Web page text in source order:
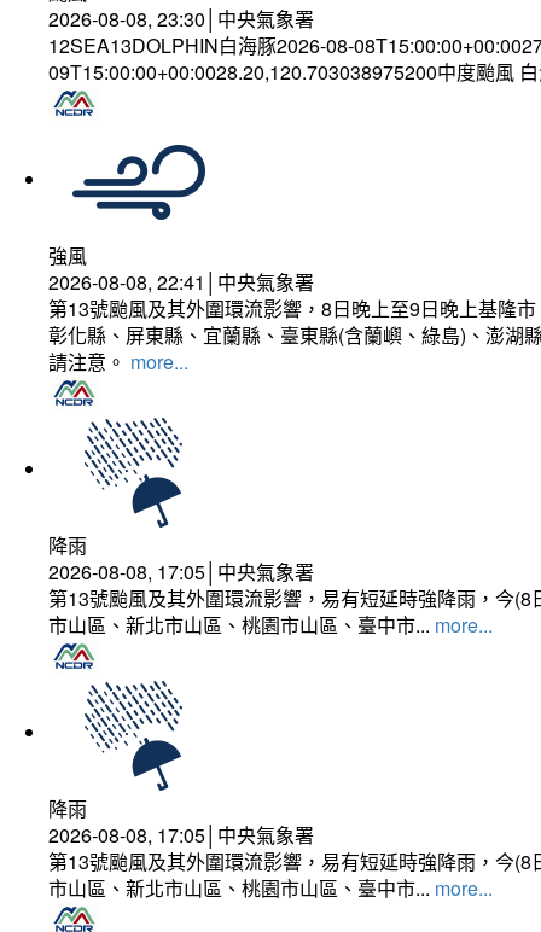
2026-08-08, 23:30│中央氣象署
12SEA13DOLPHIN白海豚2026-08-
09T15:00:00+00:0028.20,120.703038975200中度颱風
強風
2026-08-08, 22:41│中央氣象署
第13號颱風及其外圍環流影響，8日晚上至9日晚上基隆
彰化縣、屏東縣、宜蘭縣、臺東縣(含蘭嶼、綠島)、澎湖
請注意。 more...
降雨
2026-08-08, 17:05│中央氣象署
第13號颱風及其外圍環流影響，易有短延時強降雨，今
市山區、新北市山區、桃園市山區、臺中市... more...
降雨
2026-08-08, 17:05│中央氣象署
第13號颱風及其外圍環流影響，易有短延時強降雨，今
市山區、新北市山區、桃園市山區、臺中市... more...